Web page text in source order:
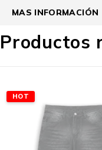
MAS INFORMACIÓN
Productos
HOT